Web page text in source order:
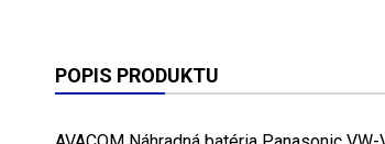
POPIS PRODUKTU